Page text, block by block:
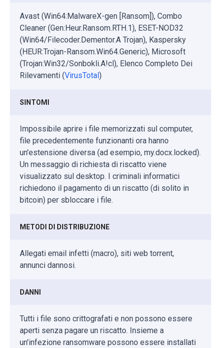
Avast (Win64:MalwareX-gen [Ransom]), Combo
Cleaner (Gen:Heur.Ransom.RTH.1), ESET-NOD32
(Win64/Filecoder.Dementor.A Trojan), Kaspersky
(HEUR:Trojan-Ransom.Win64.Generic), Microsoft
(Trojan:Win32/Sonbokli.A!cl), Elenco Completo Dei
Rilevamenti (VirusTotal)
SINTOMI
Impossibile aprire i file memorizzati sul computer,
file precedentemente funzionanti ora hanno
un'estensione diversa (ad esempio, my.docx.locked).
Un messaggio di richiesta di riscatto viene
visualizzato sul desktop. I criminali informatici
richiedono il pagamento di un riscatto (di solito in
bitcoin) per sbloccare i file.
METODI DI DISTRIBUZIONE
Allegati email infetti (macro), siti web torrent,
annunci dannosi.
DANNI
Tutti i file sono crittografati e non possono essere
aperti senza pagare un riscatto. Insieme a
un'infezione ransomware possono essere installati